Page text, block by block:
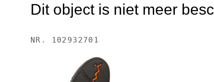
Dit object is niet meer
NR. 102932701